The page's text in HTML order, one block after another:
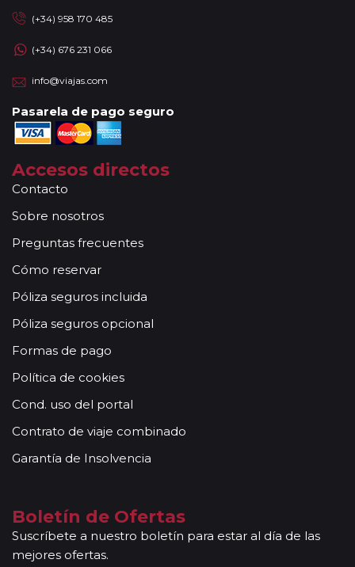
(+34) 958 170 485
(+34) 676 231 066
info@viajas.com
Pasarela de pago seguro
Accesos directos
Contacto
Sobre nosotros
Preguntas frecuentes
Cómo reservar
Póliza seguros incluida
Póliza seguros opcional
Formas de pago
Política de cookies
Cond. uso del portal
Contrato de viaje combinado
Garantía de Insolvencia
Boletín de Ofertas
Suscríbete a nuestro boletín para estar al día de las
mejores ofertas.